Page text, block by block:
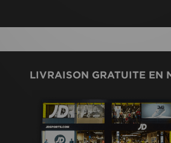
LIVRAISON GRATUITE EN